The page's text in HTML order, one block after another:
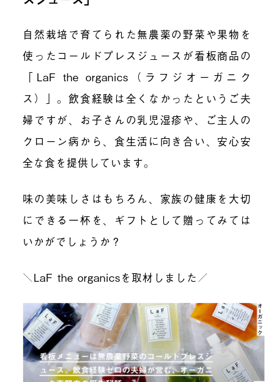
自然栽培で育てられた無農薬の野菜や果物を
使ったコールドプレスジュースが看板商品の
「LaF the organics（ラフジオーガニク
ス）」。飲食経験は全くなかったというご夫
婦ですが、お子さんの乳児湿疹や、ご主人の
クローン病から、食生活に向き合い、安心安
全な食を提供しています。
味の美味しさはもちろん、家族の健康を大切
にできる一杯を、ギフトとして贈ってみては
いかがでしょうか？
＼LaF the organicsを取材しました／